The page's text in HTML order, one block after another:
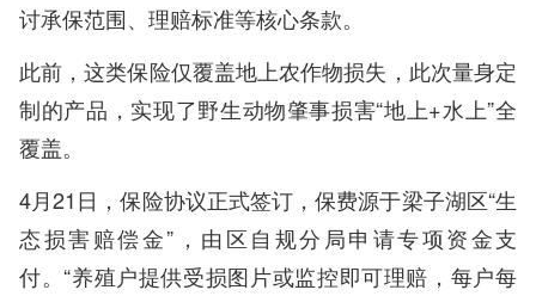
讨承保范围、理赔标准等核心条款。
此前，这类保险仅覆盖地上农作物损失，此次量身定
制的产品，实现了野生动物肇事损害“地上+水上”全
覆盖。
4月21日，保险协议正式签订，保费源于梁子湖区“生
态损害赔偿金”，由区自规分局申请专项资金支
付。“养殖户提供受损图片或监控即可理赔，每户每